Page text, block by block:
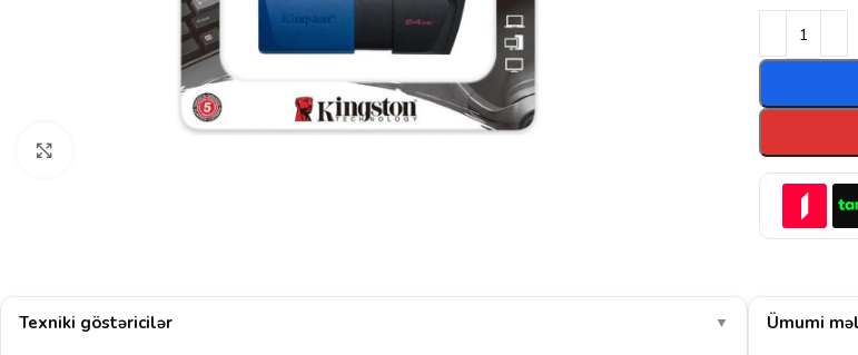
Texniki göstəricilər ▼ Ümumi